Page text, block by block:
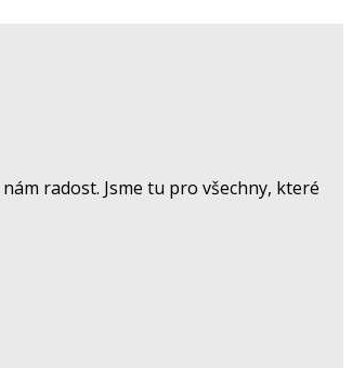
radost. Jsme tu pro všechny, které